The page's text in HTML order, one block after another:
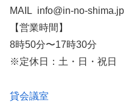
MAIL info@in-no-shima.jp
【営業時間】
8時50分〜17時30分
※定休日：土・日・祝日
貸会議室